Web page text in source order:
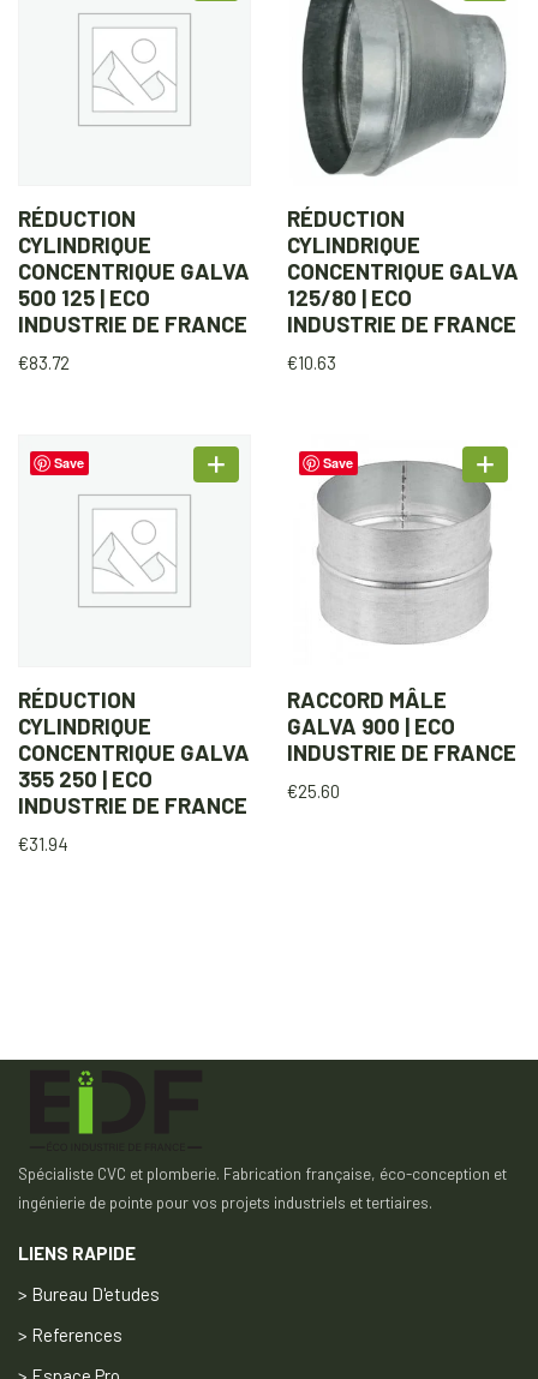
RÉDUCTION
CYLINDRIQUE
CONCENTRIQUE GALVA
500 125 | ECO
INDUSTRIE DE FRANCE
€83.72
RÉDUCTION
CYLINDRIQUE
CONCENTRIQUE GALVA
125/80 | ECO
INDUSTRIE DE FRANCE
€10.63
Save
RÉDUCTION
CYLINDRIQUE
CONCENTRIQUE GALVA
355 250 | ECO
INDUSTRIE DE FRANCE
€31.94
Save
RACCORD MÂLE
GALVA 900 | ECO
INDUSTRIE DE FRANCE
€25.60
Spécialiste CVC et plomberie. Fabrication française, éco-conception et
ingénierie de pointe pour vos projets industriels et tertiaires.
LIENS RAPIDE
> Bureau D'etudes
> References